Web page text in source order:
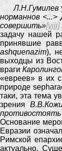
Л.Н.Гумилев
норманнов
совершить»[viii]
задачу нашей
принявшие
ashquenazim),
выходцы из
враги
«евреев» в их
природе
таки, эта тема
зрения
Основание
Евразии
Римской
актуально.